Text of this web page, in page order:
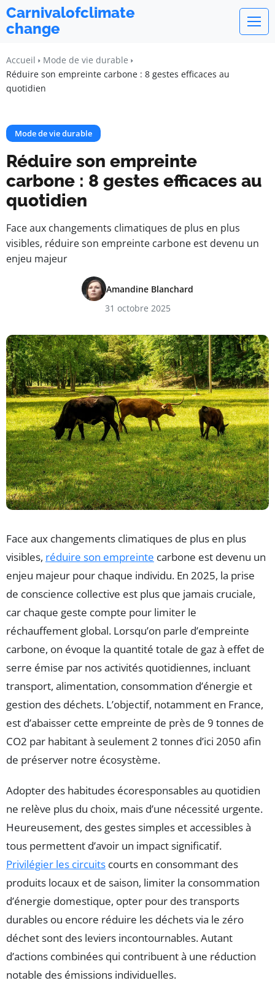
Carnivalofclimate
change
Accueil
Mode de vie durable
Réduire son empreinte carbone : 8 gestes efficaces au
quotidien
Mode de vie durable
Réduire son empreinte
carbone : 8 gestes efficaces au
quotidien
Face aux changements climatiques de plus en plus
visibles, réduire son empreinte carbone est devenu un
enjeu majeur
Amandine Blanchard
31 octobre 2025
Face aux changements climatiques de plus en plus
visibles, réduire son empreinte carbone est devenu un
enjeu majeur pour chaque individu. En 2025, la prise
de conscience collective est plus que jamais cruciale,
car chaque geste compte pour limiter le
réchauffement global. Lorsqu’on parle d’empreinte
carbone, on évoque la quantité totale de gaz à effet de
serre émise par nos activités quotidiennes, incluant
transport, alimentation, consommation d’énergie et
gestion des déchets. L’objectif, notamment en France,
est d’abaisser cette empreinte de près de 9 tonnes de
CO2 par habitant à seulement 2 tonnes d’ici 2050 afin
de préserver notre écosystème.
Adopter des habitudes écoresponsables au quotidien
ne relève plus du choix, mais d’une nécessité urgente.
Heureusement, des gestes simples et accessibles à
tous permettent d’avoir un impact significatif.
Privilégier les circuits courts en consommant des
produits locaux et de saison, limiter la consommation
d’énergie domestique, opter pour des transports
durables ou encore réduire les déchets via le zéro
déchet sont des leviers incontournables. Autant
d’actions combinées qui contribuent à une réduction
notable des émissions individuelles.